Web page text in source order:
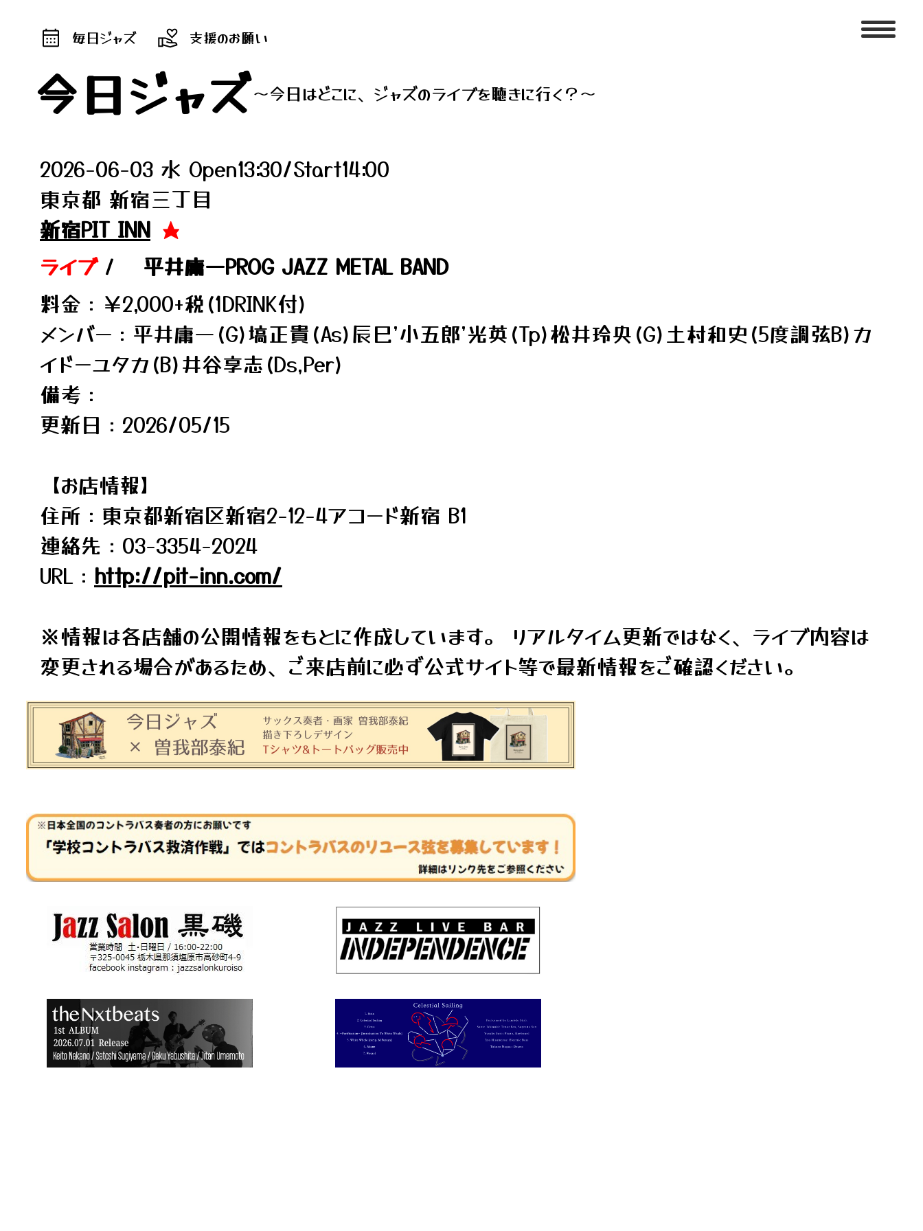
毎日ジャズ 支援のお願い
今日ジャズ～今日はどこに、ジャズのライブを聴きに行く？～
2026-06-03 水 Open13:30/Start14:00
東京都 新宿三丁目
新宿PIT INN ★
ライブ/
平井庸一PROG JAZZ METAL BAND
料金：￥2,000+税(1DRINK付)
メンバー：平井庸一(G)塙正貴(As)辰巳'小五郎'光英(Tp)松井玲央(G)土村和史(5度調弦B)カ
イドーユタカ(B)井谷享志(Ds,Per)
備考：
更新日：2026/05/15
【お店情報】
住所：東京都新宿区新宿2-12-4アコード新宿 B1
連絡先：03-3354-2024
URL： http://pit-inn.com/
※情報は各店舗の公開情報をもとに作成しています。 リアルタイム更新ではなく、ライブ内容は
変更される場合があるため、ご来店前に必ず公式サイト等で最新情報をご確認ください。